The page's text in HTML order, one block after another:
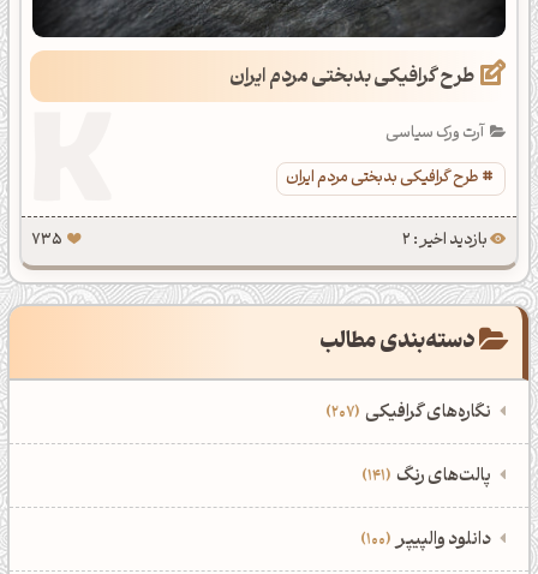
طرح گرافیکی بدبختی مردم ایران
آرت ورک سیاسی
طرح گرافیکی بدبختی مردم ایران
بازدید اخیر : 2 735
دسته‌بندی مطالب
نگاره‌های گرافیکی 207
‌همه دسته‌بندی‌های نگاره‌های گرافیکی
نمایش همه نگاره‌ها
‌پالت‌های رنگ 141
‌همه دسته‌بندی‌های پالت‌های رنگ
‌دانلود والپیپر 100